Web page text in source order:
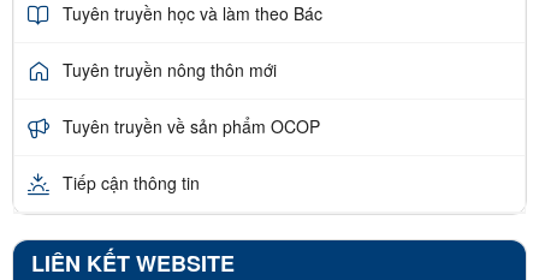
Tuyên truyền học và làm theo Bác
Tuyên truyền nông thôn mới
Tuyên truyền về sản phẩm OCOP
Tiếp cận thông tin
LIÊN KẾT WEBSITE